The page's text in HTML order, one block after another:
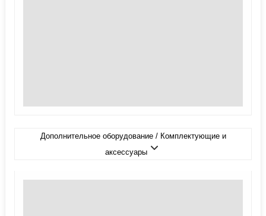
Дополнительное оборудование / Комплектующие и
аксессуары